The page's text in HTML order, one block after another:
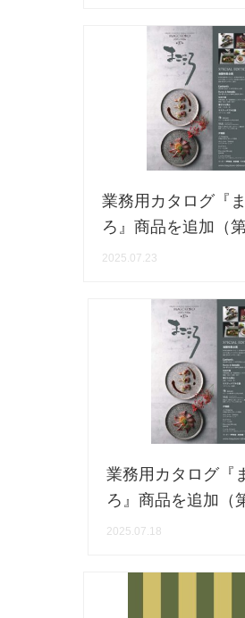
業務用カタログ『
ろ』商品を追加（第
2025.07.23
業務用カタログ『
ろ』商品を追加（
2025.07.18